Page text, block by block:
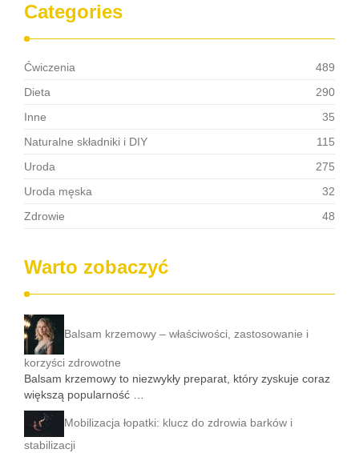
Categories
Ćwiczenia
489
Dieta
290
Inne
35
Naturalne składniki i DIY
115
Uroda
275
Uroda męska
32
Zdrowie
48
Warto zobaczyć
Balsam krzemowy – właściwości, zastosowanie i
korzyści zdrowotne
Balsam krzemowy to niezwykły preparat, który zyskuje coraz
większą popularność …
Mobilizacja łopatki: klucz do zdrowia barków i
stabilizacji